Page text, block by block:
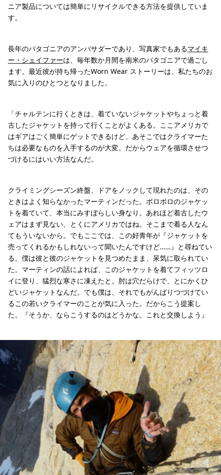
ニア製品については簡単にリサイクルできる方法を提供していま
す。
長年のパタゴニアのアンバサダーであり、写真家でもあるマイキ
ー・シェイファーは、毎年数か月間を南米のパタゴニアで過ごし
ます。最近彼が持ち帰ったWorn Wear ストーリーは、私たちのお
気に入りのひとつとなりました。
「チャルテンに行くときは、着ていないジャケットやちょっと着
古したジャケットを持って行くことがよくある。ここアメリカで
はギアはごく簡単にゲットできるけど、あそこではクライマーた
ちは必要なものを入手するのが大変。だからウェアを循環させつ
づけるにはいい方法なんだ。
クライミングシーズン終盤、ドアをノックして現れたのは、その
ときはよく知らなかったマーティンだった。ボロボロのジャケッ
トを着ていて、本当にみすぼらしい身なり。あれほど着古したウ
ェアはまず見ない、とくにアメリカではね。そこまで着る人なん
てもういないから。でもここでは、この好青年が『ジャケットを
売ってくれるかもしれないって聞いたんですけど……』と尋ねてい
る。僕は彼と彼のジャケットを見つめたまま、呆気に取られてい
た。マーティンの話によれば、このジャケットを着てフィッツロ
イに登り、猛烈な寒さに凍えたと。肘は穴だらけで、とにかくひ
どいジャケットなんだ。でも僕は、それでもがんばりつづけてい
るこの若いクライマーのことが気に入った。だからこう提案し
た。『そうか、ならこうするのはどうかな。これと交換しよう』